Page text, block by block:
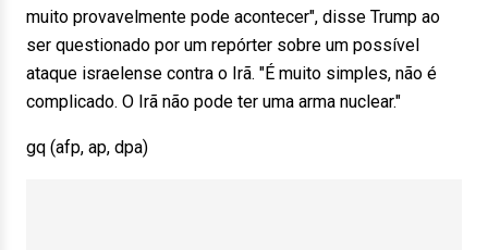
muito provavelmente pode acontecer", disse Trump ao
ser questionado por um repórter sobre um possível
ataque israelense contra o Irã. "É muito simples, não é
complicado. O Irã não pode ter uma arma nuclear."
gq (afp, ap, dpa)